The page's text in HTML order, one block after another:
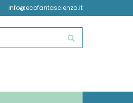
info@ecofantascienza.it